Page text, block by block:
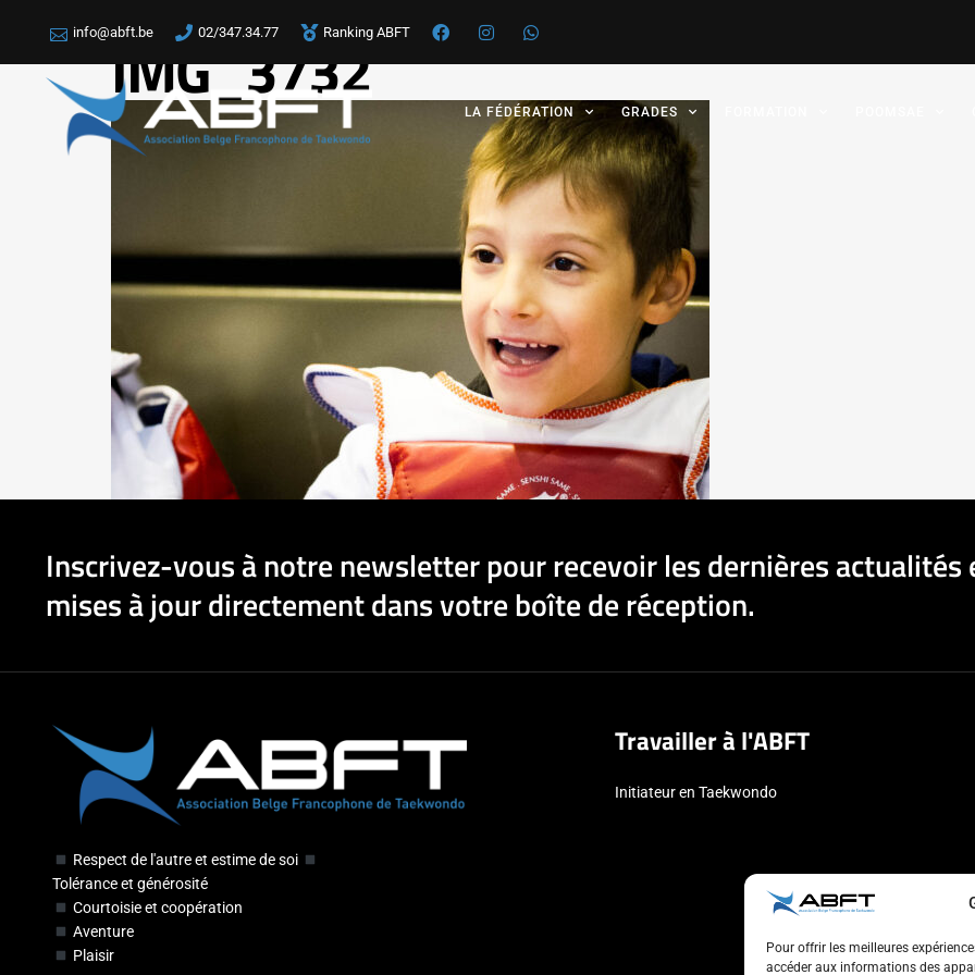
Pour offrir les meilleures
accéder aux informations des
info@abft.be 02/347.34.77 Ranking ABFT
LA FÉDÉRATION GRADES
IMG_3732
Inscrivez-vous à notre newsletter pour recevoir les dernières actualités
mises à jour directement dans votre boîte de réception.
Respect de l'autre et estime de soi
Tolérance et générosité
Courtoisie et coopération
Aventure
Plaisir
Travailler à l'ABFT
Initiateur en Taekwondo